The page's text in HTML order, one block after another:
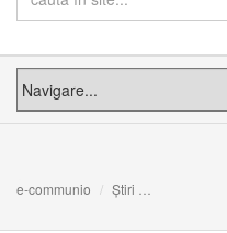
e-communio Știri